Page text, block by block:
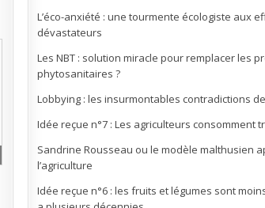
L’éco-anxiété : une tourmente écologiste aux
dévastateurs
Les NBT : solution miracle pour remplacer les
phytosanitaires ?
Lobbying : les insurmontables contradictions
Idée reçue n°7 : Les agriculteurs consomment
Sandrine Rousseau ou le modèle malthusien
l’agriculture
Idée reçue n°6 : les fruits et légumes sont